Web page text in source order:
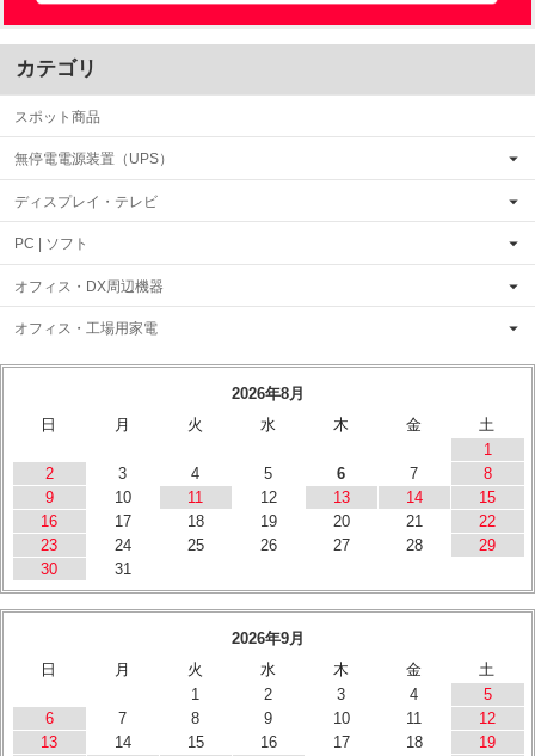
カテゴリ
スポット商品
無停電電源装置（UPS）
ディスプレイ・テレビ
PC | ソフト
オフィス・DX周辺機器
オフィス・工場用家電
2026年8月
日
月 火 水 木 金
土
1
2
3 4 5 6 7
8
9
10 11 12 13 14
15
16
17 18 19 20 21
22
23
24 25 26 27 28
29
30
31
2026年9月
日
月 火 水 木 金
土
1
2 3 4
5
6
7 8 9 10 11
12
13
14 15 16 17 18
19